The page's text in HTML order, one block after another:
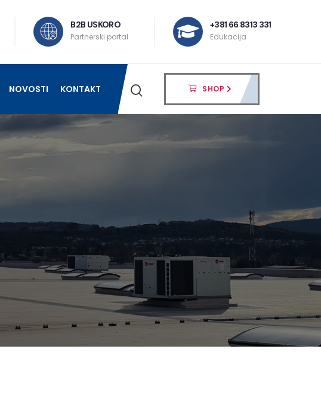
B2B USKORO
Partnerski portal
+381 66 8313 331
Edukacija
NOVOSTI KONTAKT SHOP